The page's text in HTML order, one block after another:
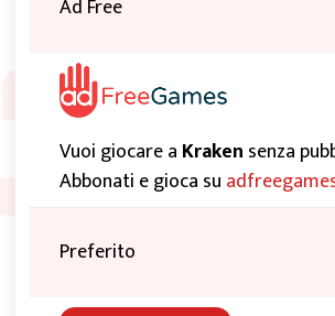
Ad Free
Vuoi giocare a Kraken senza
Abbonati e gioca su
Preferito